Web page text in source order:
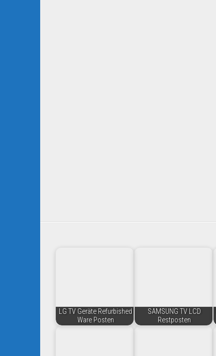
LG TV Geräte Refurbished
Ware Posten
SAMSUNG TV LCD
Restposten